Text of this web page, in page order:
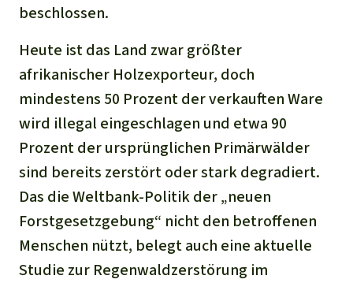
beschlossen.
Heute ist das Land zwar größter
afrikanischer Holzexporteur, doch
mindestens 50 Prozent der verkauften Ware
wird illegal eingeschlagen und etwa 90
Prozent der ursprünglichen Primärwälder
sind bereits zerstört oder stark degradiert.
Das die Weltbank-Politik der „neuen
Forstgesetzgebung“ nicht den betroffenen
Menschen nützt, belegt auch eine aktuelle
Studie zur Regenwaldzerstörung im